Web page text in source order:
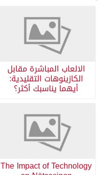
الالعاب المباشرة مقابل
الكازينوهات التقليدية:
أيهما يناسبك أكثر؟
The Impact of Technology